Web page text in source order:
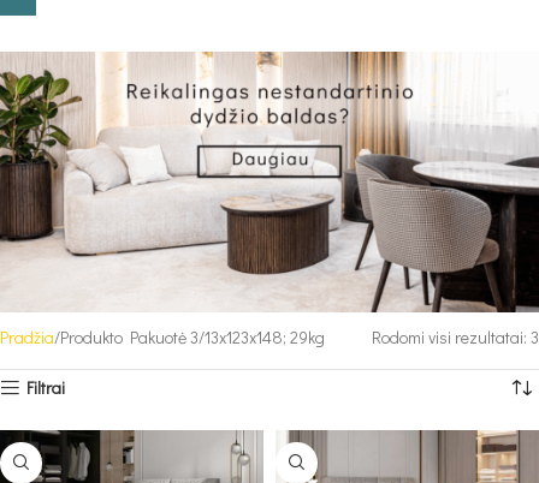
Pradžia Produkto Pakuotė 3 13x123x148; 29kg Rodomi visi rezultatai: 3
Filtrai